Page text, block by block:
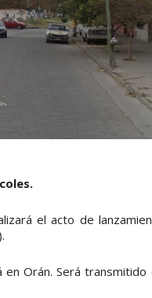
el acto de
Orán. Será